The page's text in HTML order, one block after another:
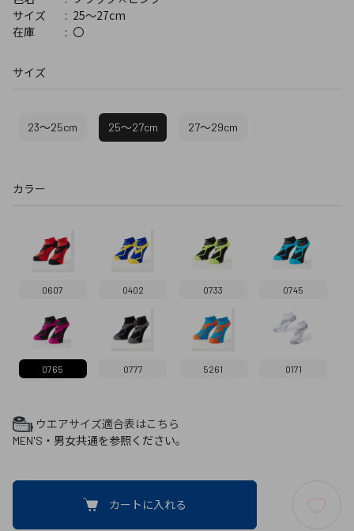
サイズ 25～27cm
在庫 〇
サイズ
23～25cm 25～27cm 27～29cm
カラー
0607 0402 0733 0745
0765 0777 5261 0171
ウエアサイズ適合表はこちら
MEN'S・男女共通を参照ください。
カートに入れる